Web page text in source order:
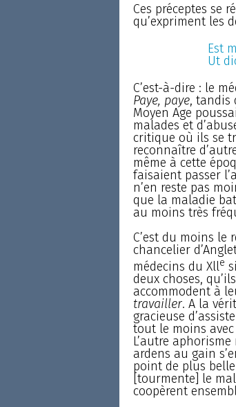
Ces préceptes se
qu’expriment les
Est
Ut
C’est-à-dire : le
Paye, paye, tandis
Moyen Age
malades et
critique où ils se
reconnaître
même à cette
faisaient passer
n’en reste pas
que la maladie
au moins très
C’est du moins le
chancelier
médecins du Xlle
deux choses,
accommodent à
travailler. A la
gracieuse
tout le moins
L’autre
ardens au gain
point de plus
[tourmente] le
coopèrent